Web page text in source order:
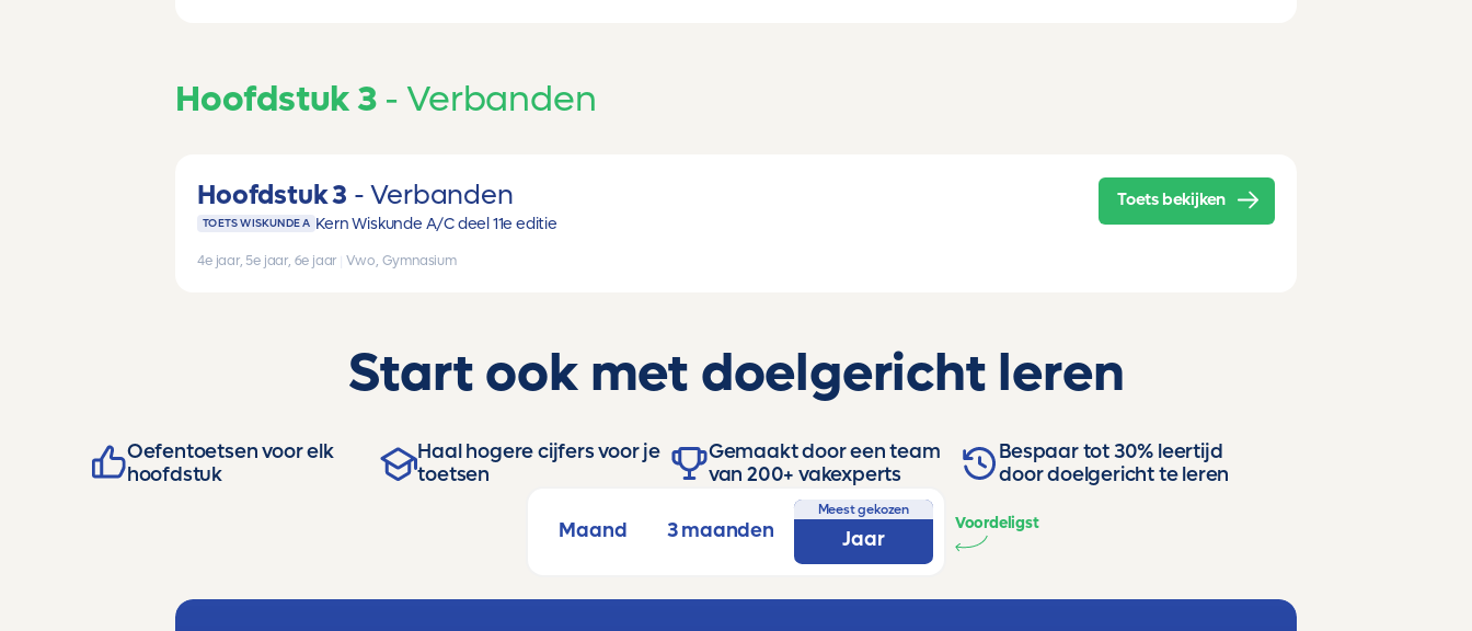
Hoofdstuk 3 Verbanden
Hoofdstuk 3 Verbanden
TOETS WISKUNDE A Kern Wiskunde A/C deel 11e editie
4e jaar, 5e jaar, 6e jaar Vwo, Gymnasium
Toets bekijken
Start ook met doelgericht leren
Oefentoetsen voor elk
hoofdstuk
Haal hogere cijfers voor je
toetsen
Gemaakt door een team
van 200+ vakexperts
Bespaar tot 30% leertijd
door doelgericht te leren
Maand 3 maanden
Meest gekozen
Jaar
Voordeligst